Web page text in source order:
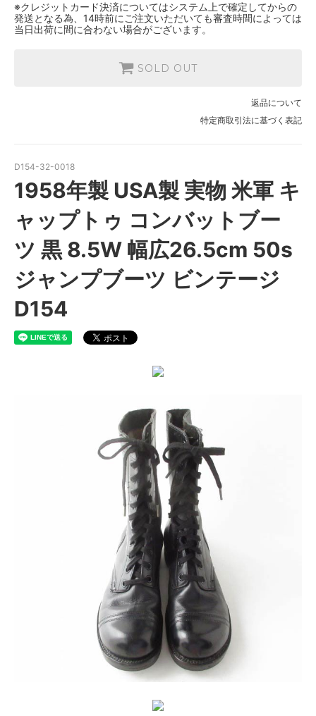
※クレジットカード決済についてはシステム上で確定してからの
発送となる為、14時前にご注文いただいても審査時間によっては
当日出荷に間に合わない場合がございます。
SOLD OUT
返品について
特定商取引法に基づく表記
D154-32-0018
1958年製 USA製 実物 米軍 キ
ャップトゥ コンバットブー
ツ 黒 8.5W 幅広26.5cm 50s
ジャンプブーツ ビンテージ
D154